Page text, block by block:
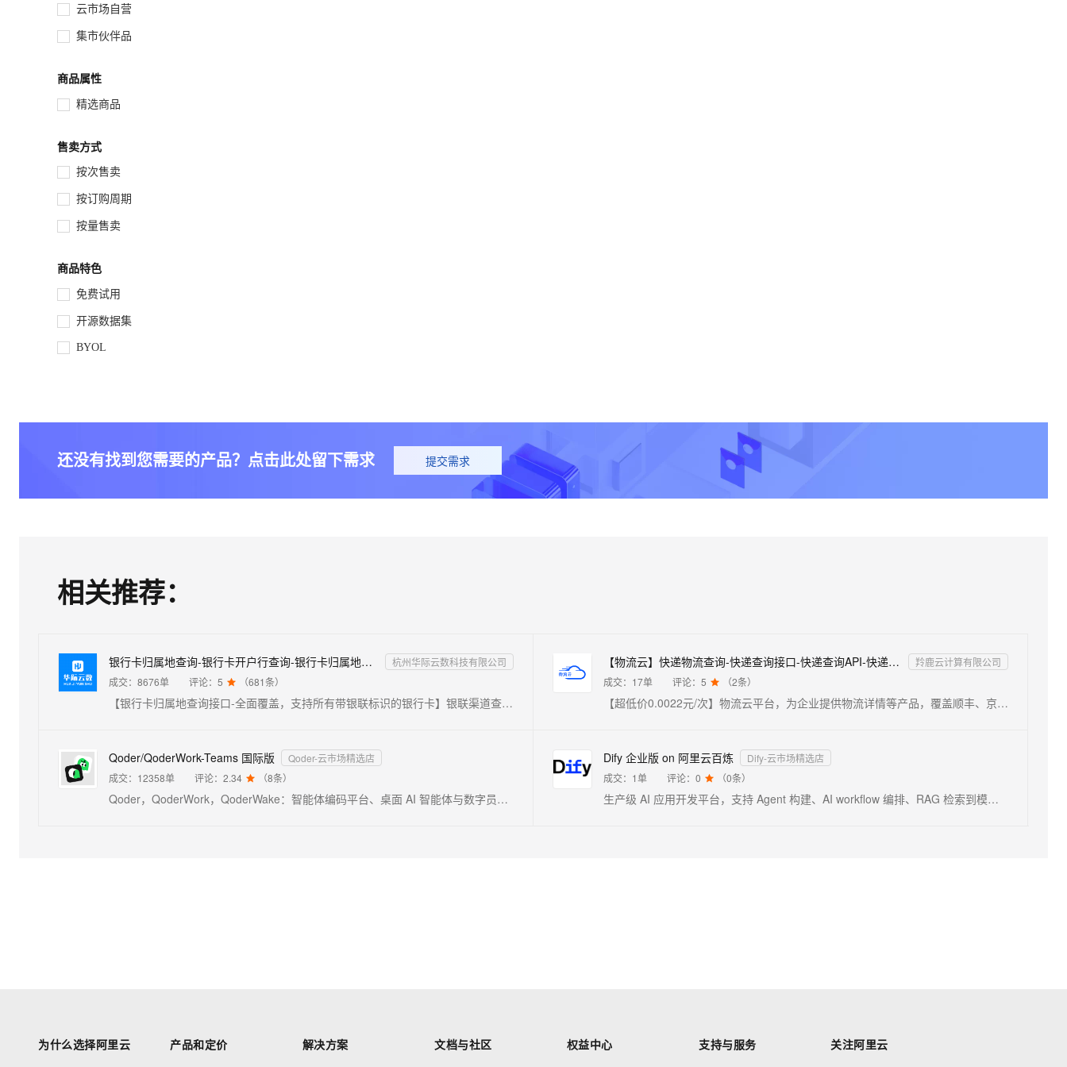
云市场自营
集市伙伴品
商品属性
精选商品
售卖方式
按次售卖
按订购周期
按量售卖
商品特色
免费试用
开源数据集
BYOL
还没有找到您需要的产品？点击此处留下需求 提交需求
相关推荐：
银行卡归属地查询-银行卡开户行查询-银行卡归属地API-银行卡归属地接口
杭州华际云数科技有限公司
成交： 8676单 评论： 5  （681条）
【银行卡归属地查询接口-全面覆盖，支持所有带银联标识的银行卡】银联渠道查询该银行卡的归属地、卡类型、银行卡产品名称、银行电话、银行网站、银行卡bin等。专业服务、高效稳定、超万家企业级用户的选择。【开户行查询接口，银行网站查询接口，银行卡归属地查询】
【物流云】快递物流查询-快递查询接口-快递查询API-快递查询推送接口-快递单号订阅-按单号查询快递
羚鹿云计算有限公司
成交： 17单 评论： 5  （2条）
【超低价0.0022元/次】物流云平台，为企业提供物流详情等产品，覆盖顺丰、京东、韵达、中通、圆通、申通、极兔、EMS等2000+快递物流公司，为企业提供一站式物流解决方案。
Qoder/QoderWork-Teams 国际版
Qoder-云市场精选店
成交： 12358单 评论： 2.34  （8条）
Qoder，QoderWork，QoderWake：智能体编码平台、桌面 AI 智能体与数字员工。Qoder 是面向真实软件开发的智能体编程平台（Agentic Coding Platform），提供 Desktop、JetBrains 插件、CLI、Mobile 和 Cloud Agents 等使用方式，让 Agent 自主完成从编码到交付的全流程。QoderWork 是桌面 AI 智能体，将 Agent 能力从编程扩展到日常办公——自然语言描述需求，自动规划执行并输出专业文档。QoderWake 是你的数字员工，各司其职、全天在线，设定规则后自主开工，越用越懂你。
Dify 企业版 on 阿里云百炼
Dify-云市场精选店
成交： 1单 评论： 0  （0条）
生产级 AI 应用开发平台，支持 Agent 构建、AI workflow 编排、RAG 检索到模型管理等核心能力。Dify 企业版 on 阿里云百炼适配阿里云生态，助力用户轻松构建、发布、运营生成式AI原生应用
为什么选择阿里云
产品和定价
解决方案
文档与社区
权益中心
支持与服务
关注阿里云